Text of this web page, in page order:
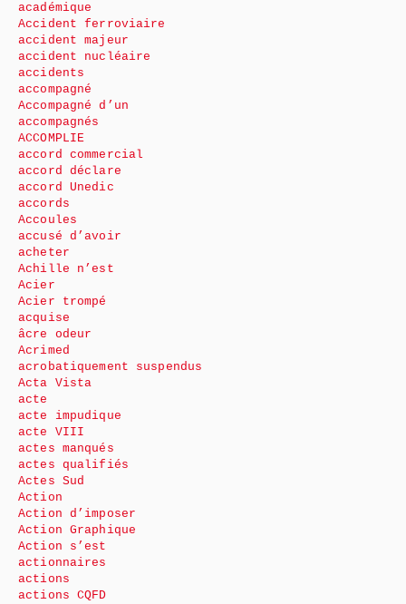
académique
Accident ferroviaire
accident majeur
accident nucléaire
accidents
accompagné
Accompagné d’un
accompagnés
ACCOMPLIE
accord commercial
accord déclare
accord Unedic
accords
Accoules
accusé d’avoir
acheter
Achille n’est
Acier
Acier trompé
acquise
âcre odeur
Acrimed
acrobatiquement suspendus
Acta Vista
acte
acte impudique
acte VIII
actes manqués
actes qualifiés
Actes Sud
Action
Action d’imposer
Action Graphique
Action s’est
actionnaires
actions
actions CQFD